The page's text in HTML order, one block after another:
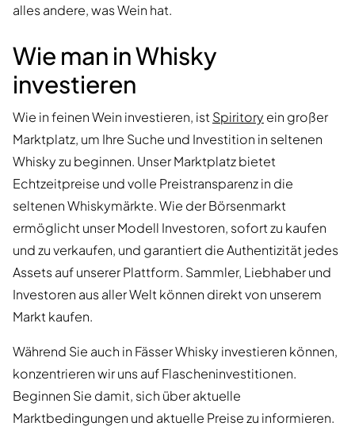
alles andere, was Wein hat.
Wie man in Whisky
investieren
Wie in feinen Wein investieren, ist Spiritory ein großer
Marktplatz, um Ihre Suche und Investition in seltenen
Whisky zu beginnen. Unser Marktplatz bietet
Echtzeitpreise und volle Preistransparenz in die
seltenen Whiskymärkte. Wie der Börsenmarkt
ermöglicht unser Modell Investoren, sofort zu kaufen
und zu verkaufen, und garantiert die Authentizität jedes
Assets auf unserer Plattform. Sammler, Liebhaber und
Investoren aus aller Welt können direkt von unserem
Markt kaufen.
Während Sie auch in Fässer Whisky investieren können,
konzentrieren wir uns auf Flascheninvestitionen.
Beginnen Sie damit, sich über aktuelle
Marktbedingungen und aktuelle Preise zu informieren.